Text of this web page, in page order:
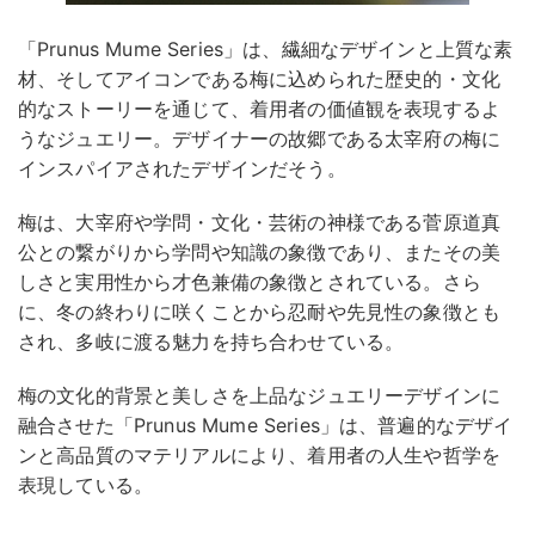
「Prunus Mume Series」は、繊細なデザインと上質な素
材、そしてアイコンである梅に込められた歴史的・文化
的なストーリーを通じて、着用者の価値観を表現するよ
うなジュエリー。デザイナーの故郷である太宰府の梅に
インスパイアされたデザインだそう。
梅は、大宰府や学問・文化・芸術の神様である菅原道真
公との繋がりから学問や知識の象徴であり、またその美
しさと実用性から才色兼備の象徴とされている。さら
に、冬の終わりに咲くことから忍耐や先見性の象徴とも
され、多岐に渡る魅力を持ち合わせている。
梅の文化的背景と美しさを上品なジュエリーデザインに
融合させた「Prunus Mume Series」は、普遍的なデザイ
ンと高品質のマテリアルにより、着用者の人生や哲学を
表現している。